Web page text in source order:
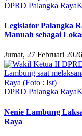
DPRD Palangka Raya
Legislator Palangka
Manuah sebagai
Jumat, 27 Februari
DPRD Palangka Raya
Nenie Lambung
Raya